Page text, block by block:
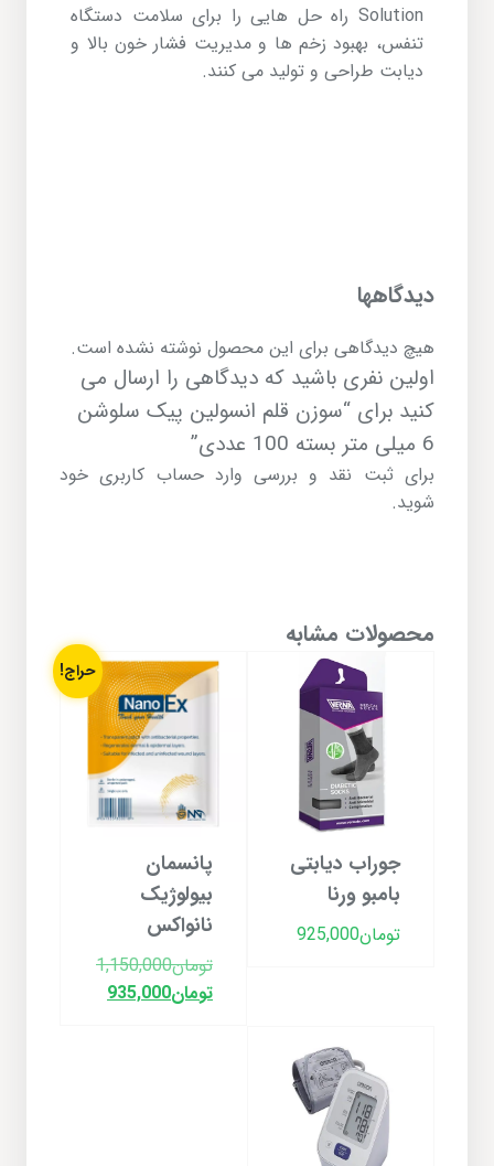
Solution راه حل هایی را برای سلامت دستگاه
تنفس، بهبود زخم ها و مدیریت فشار خون بالا و
دیابت طراحی و تولید می کنند.
دیدگاهها
هیچ دیدگاهی برای این محصول نوشته نشده است.
اولین نفری باشید که دیدگاهی را ارسال می
کنید برای “سوزن قلم انسولین پیک سلوشن
6 میلی متر بسته 100 عددی”
برای ثبت نقد و بررسی وارد حساب کاربری خود
شوید.
محصولات مشابه
جوراب دیابتی
بامبو ورنا
تومان925,000
حراج!
پانسمان
بیولوژیک
نانواکس
تومان1,150,000
تومان935,000